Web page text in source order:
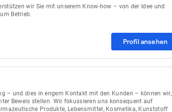
wir Sie mit unserem Know-how – von der Idee und
Betrieb.
Profil ansehen
– und dies in engem Kontakt mit den Kunden – können wir,
Beweis stellen. Wir fokussieren uns konsequent auf
Produkte, Lebensmittel, Kosmetika, Kunststoff